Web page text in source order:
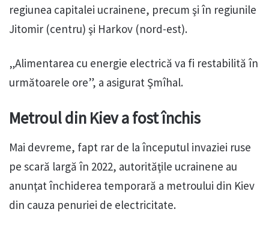
regiunea capitalei ucrainene, precum şi în regiunile
Jitomir (centru) şi Harkov (nord-est).
„Alimentarea cu energie electrică va fi restabilită în
următoarele ore”, a asigurat Şmîhal.
Metroul din Kiev a fost închis
Mai devreme, fapt rar de la începutul invaziei ruse
pe scară largă în 2022, autorităţile ucrainene au
anunţat închiderea temporară a metroului din Kiev
din cauza penuriei de electricitate.